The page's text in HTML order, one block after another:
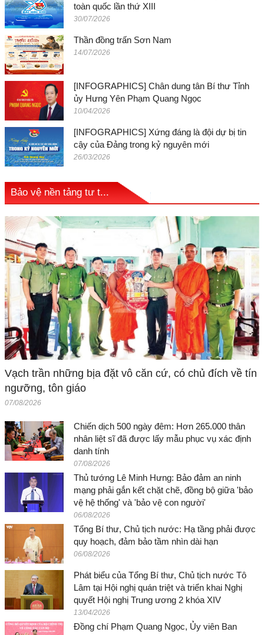
toàn quốc lần thứ XIII
30/07/2026
Thần đồng trấn Sơn Nam
14/07/2026
[INFOGRAPHICS] Chân dung tân Bí thư Tỉnh
ủy Hưng Yên Phạm Quang Ngọc
10/04/2026
[INFOGRAPHICS] Xứng đáng là đội dự bị tin
cậy của Đảng trong kỷ nguyên mới
26/03/2026
Bảo vệ nền tảng tư t...
Vạch trần những bịa đặt vô căn cứ, có chủ đích về tín
ngưỡng, tôn giáo
07/08/2026
Chiến dịch 500 ngày đêm: Hơn 265.000 thân
nhân liệt sĩ đã được lấy mẫu phục vụ xác định
danh tính
07/08/2026
Thủ tướng Lê Minh Hưng: Bảo đảm an ninh
mạng phải gắn kết chặt chẽ, đồng bộ giữa 'bảo
vệ hệ thống' và 'bảo vệ con người'
06/08/2026
Tổng Bí thư, Chủ tịch nước: Hạ tầng phải được
quy hoạch, đảm bảo tầm nhìn dài hạn
06/08/2026
Phát biểu của Tổng Bí thư, Chủ tịch nước Tô
Lâm tại Hội nghị quán triệt và triển khai Nghị
quyết Hội nghị Trung ương 2 khóa XIV
13/04/2026
Đồng chí Phạm Quang Ngọc, Ủy viên Ban